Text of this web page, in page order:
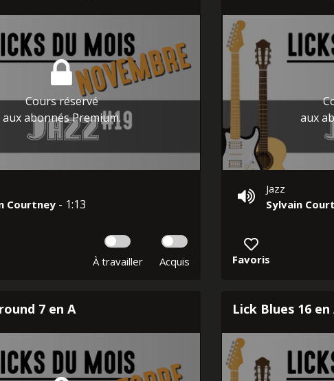
Cours réservé
aux abonnés Premium.
Courtney - 1:13
À travailler Acquis
aux
Jazz
Sylvain
Favoris
7 en A Lick Blues 16 en